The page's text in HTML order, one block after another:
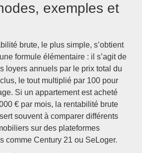
exemples et
brute, le plus simple, s’obtient
formule élémentaire : il s’agit de
loyers annuels par le prix total du
le tout multiplié par 100 pour
Si un appartement est acheté
€ par mois, la rentabilité brute
souvent à comparer différents
sur des plateformes
comme Century 21 ou SeLoger.